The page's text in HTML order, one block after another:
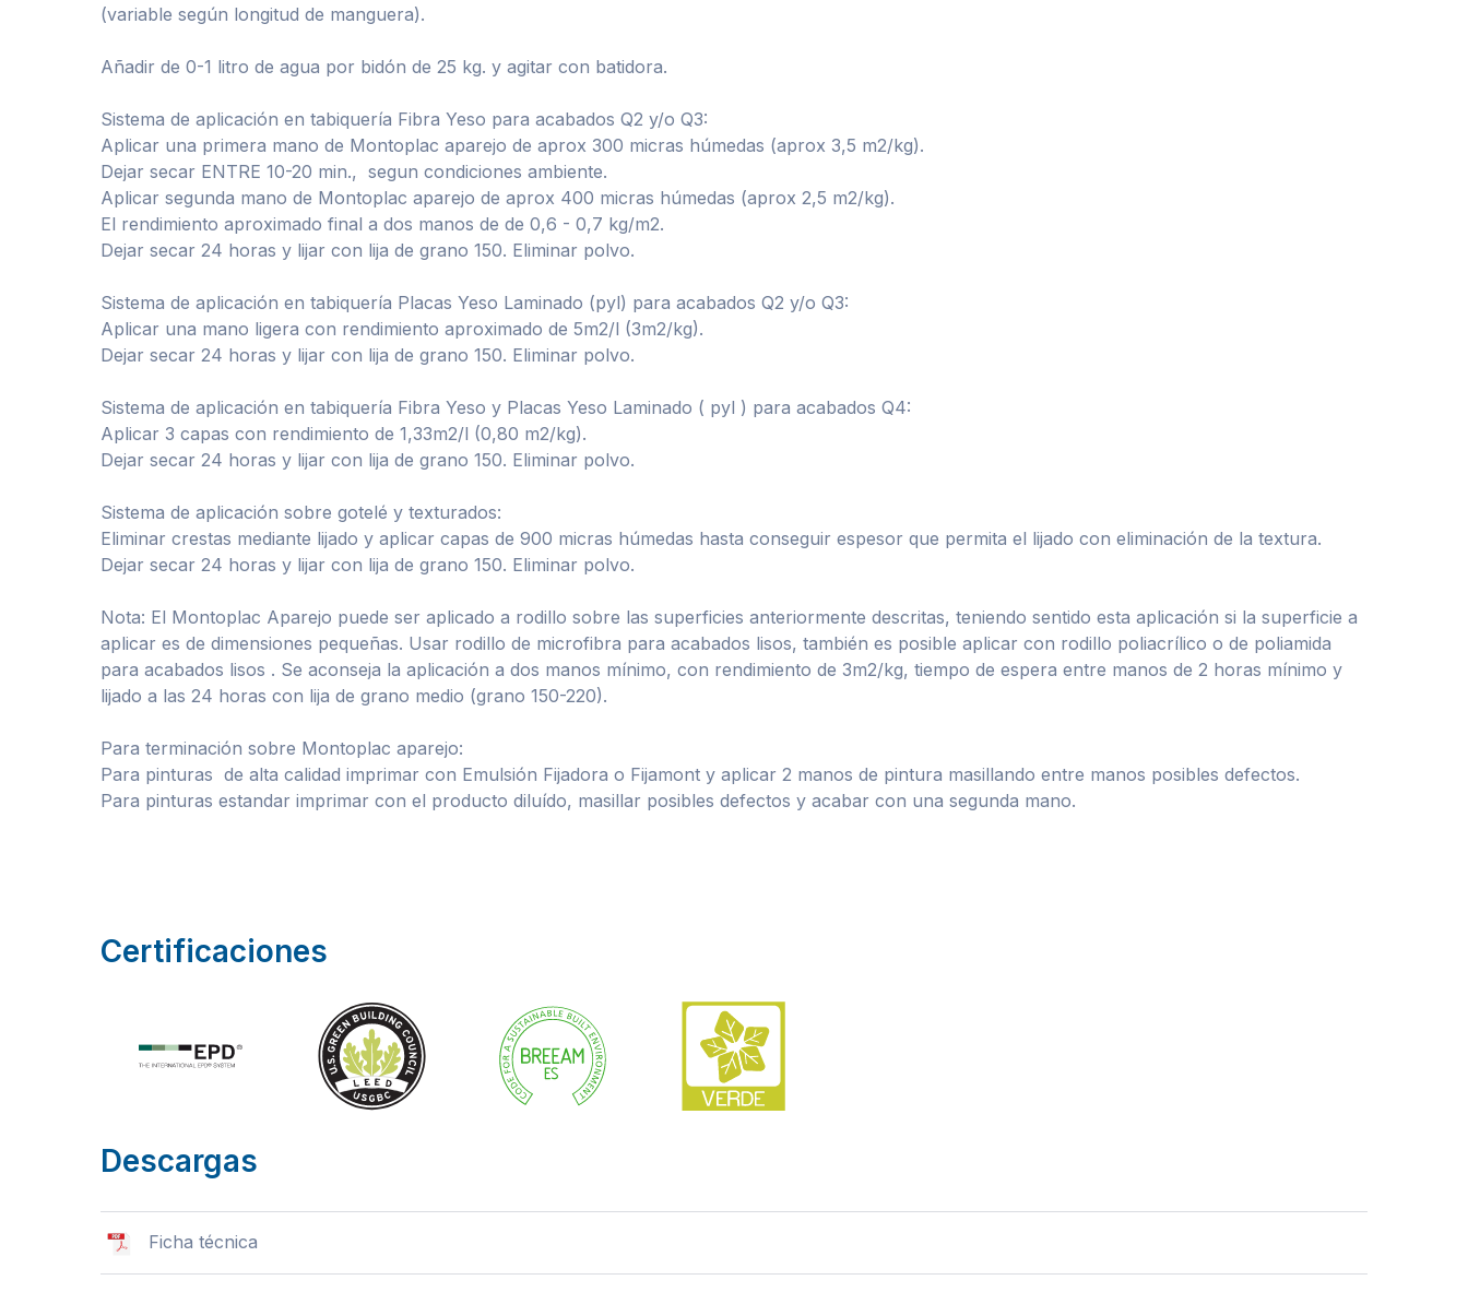
(variable según longitud de manguera).
Añadir de 0-1 litro de agua por bidón de 25 kg. y agitar con batidora.
Sistema de aplicación en tabiquería Fibra Yeso para acabados Q2 y/o Q3:
Aplicar una primera mano de Montoplac aparejo de aprox 300 micras húmedas (aprox 3,5 m2/kg).
Dejar secar ENTRE 10-20 min., segun condiciones ambiente.
Aplicar segunda mano de Montoplac aparejo de aprox 400 micras húmedas (aprox 2,5 m2/kg).
El rendimiento aproximado final a dos manos de de 0,6 - 0,7 kg/m2.
Dejar secar 24 horas y lijar con lija de grano 150. Eliminar polvo.
Sistema de aplicación en tabiquería Placas Yeso Laminado (pyl) para acabados Q2 y/o Q3:
Aplicar una mano ligera con rendimiento aproximado de 5m2/l (3m2/kg).
Dejar secar 24 horas y lijar con lija de grano 150. Eliminar polvo.
Sistema de aplicación en tabiquería Fibra Yeso y Placas Yeso Laminado ( pyl ) para acabados Q4:
Aplicar 3 capas con rendimiento de 1,33m2/l (0,80 m2/kg).
Dejar secar 24 horas y lijar con lija de grano 150. Eliminar polvo.
Sistema de aplicación sobre gotelé y texturados:
Eliminar crestas mediante lijado y aplicar capas de 900 micras húmedas hasta conseguir espesor que permita el lijado con eliminación de la textura.
Dejar secar 24 horas y lijar con lija de grano 150. Eliminar polvo.
Nota: El Montoplac Aparejo puede ser aplicado a rodillo sobre las superficies anteriormente descritas, teniendo sentido esta aplicación si la superficie a
aplicar es de dimensiones pequeñas. Usar rodillo de microfibra para acabados lisos, también es posible aplicar con rodillo poliacrílico o de poliamida
para acabados lisos . Se aconseja la aplicación a dos manos mínimo, con rendimiento de 3m2/kg, tiempo de espera entre manos de 2 horas mínimo y
lijado a las 24 horas con lija de grano medio (grano 150-220).
Para terminación sobre Montoplac aparejo:
Para pinturas de alta calidad imprimar con Emulsión Fijadora o Fijamont y aplicar 2 manos de pintura masillando entre manos posibles defectos.
Para pinturas estandar imprimar con el producto diluído, masillar posibles defectos y acabar con una segunda mano.
Certificaciones
Descargas
Ficha técnica